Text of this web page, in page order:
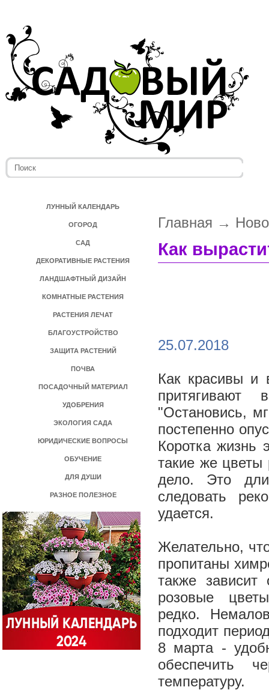
ЛУННЫЙ КАЛЕНДАРЬ
ОГОРОД
САД
ДЕКОРАТИВНЫЕ РАСТЕНИЯ
ЛАНДШАФТНЫЙ ДИЗАЙН
КОМНАТНЫЕ РАСТЕНИЯ
РАСТЕНИЯ ЛЕЧАТ
БЛАГОУСТРОЙСТВО
ЗАЩИТА РАСТЕНИЙ
ПОЧВА
ПОСАДОЧНЫЙ МАТЕРИАЛ
УДОБРЕНИЯ
ЭКОЛОГИЯ САДА
ЮРИДИЧЕСКИЕ ВОПРОСЫ
ОБУЧЕНИЕ
ДЛЯ ДУШИ
РАЗНОЕ ПОЛЕЗНОЕ
Главная →
Как
25.07.2018
Как красивы и
притягивают
"Остановись,
постепенно
Коротка жизнь
такие же цветы
дело. Это
следовать
удается.
Желательно,
пропитаны
также
розовые
редко.
подходит
8 марта -
обеспечить
температуру.